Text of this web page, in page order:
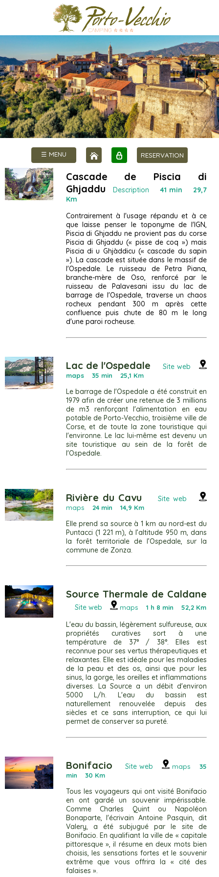
☰ MENU RESERVATION
Cascade de Piscia di
Ghjaddu
Description 41 min 29,7
Km
Contrairement à l'usage répandu et à ce
que laisse penser le toponyme de l'IGN,
Piscia di Ghjaddu ne provient pas du corse
Piscia di Ghjaddu (« pisse de coq ») mais
Piscia di u Ghjàddicu (« cascade du sapin
»). La cascade est située dans le massif de
l'Ospedale. Le ruisseau de Petra Piana,
branche-mère de Oso, renforcé par le
ruisseau de Palavesani issu du lac de
barrage de l'Ospedale, traverse un chaos
rocheux pendant 300 m après cette
confluence puis chute de 80 m le long
d'une paroi rocheuse.
Lac de l'OspedaleSite web
maps35 min 25,1 Km
Le barrage de l'Ospedale a été construit en
1979 afin de créer une retenue de 3 millions
de m3 renforçant l'alimentation en eau
potable de Porto-Vecchio, troisième ville de
Corse, et de toute la zone touristique qui
l'environne. Le lac lui-même est devenu un
site touristique au sein de la forêt de
l'Ospedale.
Rivière du CavuSite web
maps 24 min 14,9 Km
Elle prend sa source à 1 km au nord-est du
Puntacci (1 221 m), à l’altitude 950 m, dans
la forêt territoriale de l’Ospedale, sur la
commune de Zonza.
Source Thermale de Caldane
Site web maps 1 h 8 min 52,2 Km
L'eau du bassin, légèrement sulfureuse, aux
propriétés curatives sort à une
température de 37° / 38°. Elles est
reconnue pour ses vertus thérapeutiques et
relaxantes. Elle est idéale pour les maladies
de la peau et des os, ainsi que pour les
sinus, la gorge, les oreilles et inflammations
diverses. La Source a un débit d'environ
5000 L/h. L'eau du bassin est
naturellement renouvelée depuis des
siècles et ce sans interruption, ce qui lui
permet de conserver sa pureté.
Bonifacio Site web maps 35
min 30 Km
Tous les voyageurs qui ont visité Bonifacio
en ont gardé un souvenir impérissable.
Comme Charles Quint ou Napoléon
Bonaparte, l'écrivain Antoine Pasquin, dit
Valery, a été subjugué par le site de
Bonifacio. En qualifiant la ville de « capitale
pittoresque », il résume en deux mots bien
choisis, les sensations fortes et le souvenir
extrême que vous offrira la « cité des
falaises ».